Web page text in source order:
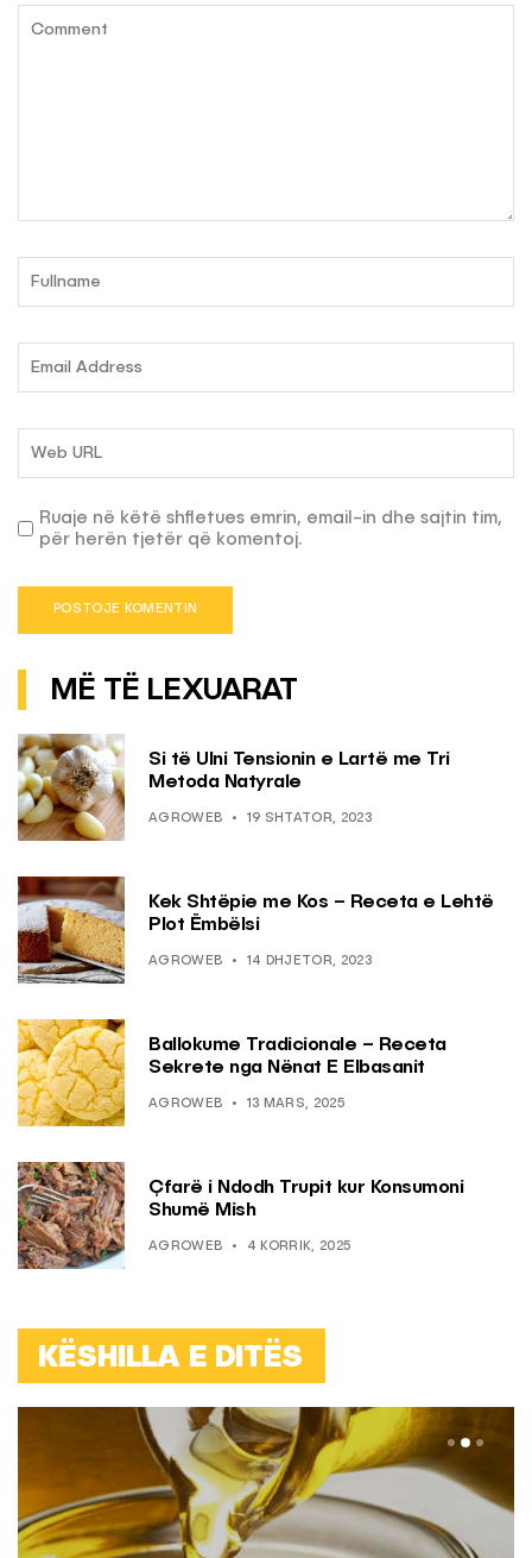
Ruaje në këtë shfletues emrin, email-in dhe sajtin tim,
për herën tjetër që komentoj.
MË TË LEXUARAT
Si të Ulni Tensionin e Lartë me Tri
Metoda Natyrale
AGROWEB 19 SHTATOR, 2023
Kek Shtëpie me Kos – Receta e Lehtë
Plot Ëmbëlsi
AGROWEB 14 DHJETOR, 2023
Ballokume Tradicionale – Receta
Sekrete nga Nënat E Elbasanit
AGROWEB 13 MARS, 2025
Çfarë i Ndodh Trupit kur Konsumoni
Shumë Mish
AGROWEB 4 KORRIK, 2025
KËSHILLA E DITËS